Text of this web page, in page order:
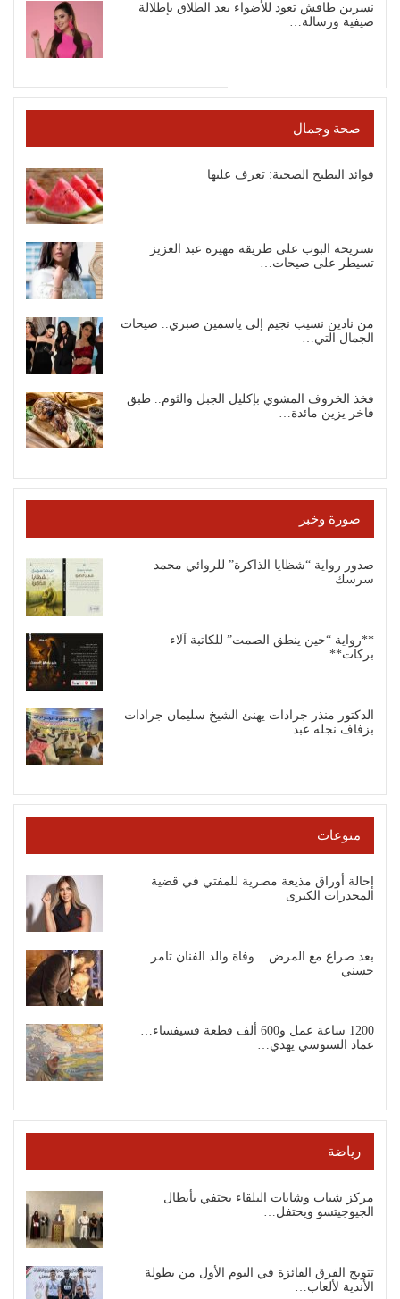
نسرين طافش تعود للأضواء بعد الطلاق بإطلالة
صيفية ورسالة…
صحة وجمال
فوائد البطيخ الصحية: تعرف عليها
تسريحة البوب على طريقة مهيرة عبد العزيز
تسيطر على صيحات…
من نادين نسيب نجيم إلى ياسمين صبري.. صيحات
الجمال التي…
فخذ الخروف المشوي بإكليل الجبل والثوم.. طبق
فاخر يزين مائدة…
صورة وخبر
صدور رواية “شظايا الذاكرة” للروائي محمد
سرسك
**رواية “حين ينطق الصمت” للكاتبة آلاء
بركات**…
الدكتور منذر جرادات يهنئ الشيخ سليمان جرادات
بزفاف نجله عبد…
منوعات
إحالة أوراق مذيعة مصرية للمفتي في قضية
المخدرات الكبرى
بعد صراع مع المرض .. وفاة والد الفنان تامر
حسني
1200 ساعة عمل و600 ألف قطعة فسيفساء…
عماد السنوسي يهدي…
رياضة
مركز شباب وشابات البلقاء يحتفي بأبطال
الجيوجيتسو ويحتفل…
تتويج الفرق الفائزة في اليوم الأول من بطولة
الأندية لألعاب…